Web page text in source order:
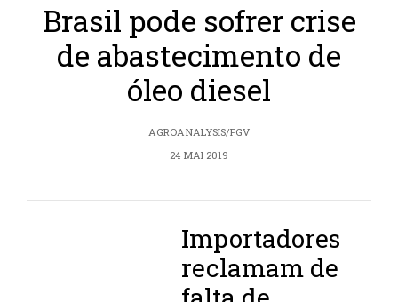
Brasil pode sofrer crise
de abastecimento de
óleo diesel
AGROANALYSIS/FGV
24 MAI 2019
Importadores
reclamam de